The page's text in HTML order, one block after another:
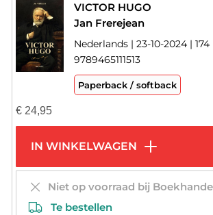
VICTOR HUGO
Jan Frerejean
Nederlands | 23-10-2024 |
9789465111513
Paperback / softback
€24,95
IN WINKELWAGEN
Niet op voorraad bij
Te bestellen